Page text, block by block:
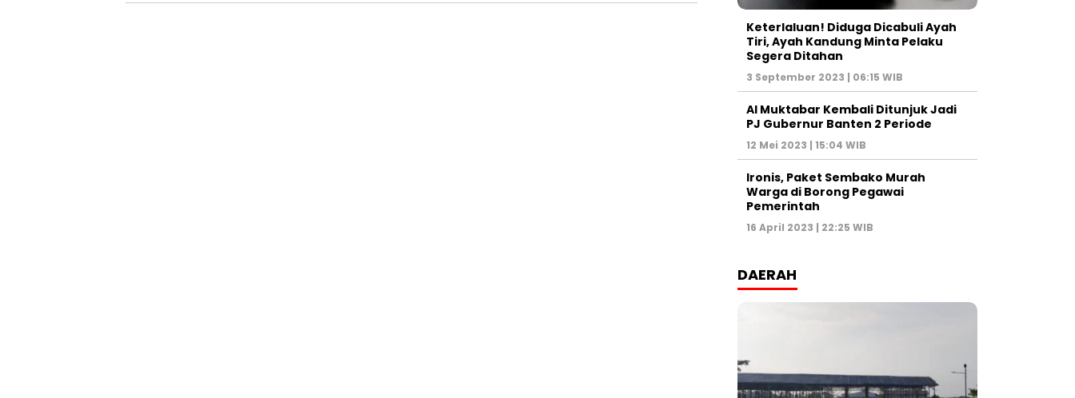
Keterlaluan! Diduga Dicabuli Ayah
Tiri, Ayah Kandung Minta Pelaku
Segera Ditahan
3 September 2023 | 06:15 WIB
Al Muktabar Kembali Ditunjuk Jadi
PJ Gubernur Banten 2 Periode
12 Mei 2023 | 15:04 WIB
Ironis, Paket Sembako Murah
Warga di Borong Pegawai
Pemerintah
16 April 2023 | 22:25 WIB
DAERAH